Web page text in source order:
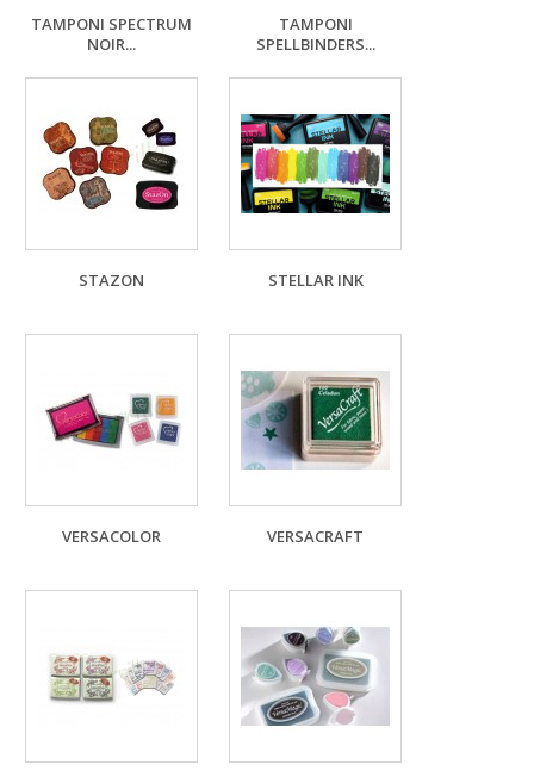
TAMPONI SPECTRUM
NOIR...
TAMPONI
SPELLBINDERS...
STAZON STELLAR INK
VERSACOLOR VERSACRAFT